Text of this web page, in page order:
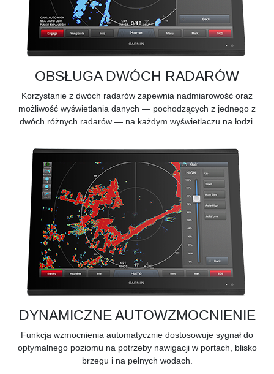
OBSŁUGA DWÓCH RADARÓW
Korzystanie z dwóch radarów zapewnia nadmiarowość oraz
możliwość wyświetlania danych — pochodzących z jednego z
dwóch różnych radarów — na każdym wyświetlaczu na łodzi.
DYNAMICZNE AUTOWZMOCNIENIE
Funkcja wzmocnienia automatycznie dostosowuje sygnał do
optymalnego poziomu na potrzeby nawigacji w portach, blisko
brzegu i na pełnych wodach.